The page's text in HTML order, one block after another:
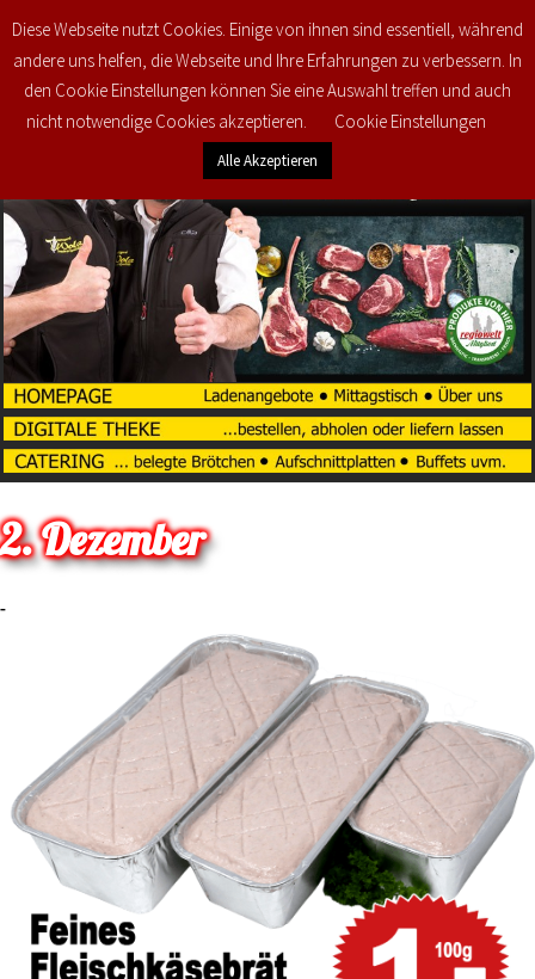
€ 0,00 0
2. Dezember
Diese Webseite nutzt Cookies. Einige von ihnen sind essentiell, während
andere uns helfen, die Webseite und Ihre Erfahrungen zu verbessern. In
den Cookie Einstellungen können Sie eine Auswahl treffen und auch
nicht notwendige Cookies akzeptieren.
Cookie Einstellungen
Alle Akzeptieren